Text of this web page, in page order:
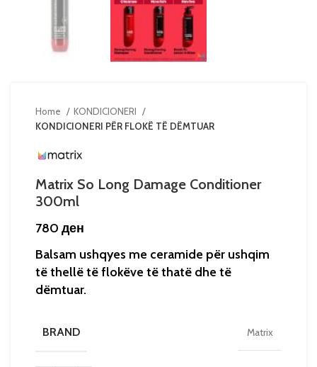
Home
KONDICIONERI
KONDICIONERI PËR FLOKË TË DËMTUAR
Matrix So Long Damage Conditioner
300ml
780 ден
Balsam ushqyes me ceramide për ushqim
të thellë të flokëve të thatë dhe të
dëmtuar.
BRAND Matrix